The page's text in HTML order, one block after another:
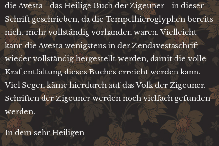
die Avesta - das Heilige Buch der Zigeuner - in dieser
Schrift geschrieben, da die Tempelhieroglyphen bereits
nicht mehr vollständig vorhanden waren. Vielleicht
kann die Avesta wenigstens in der Zendavestaschrift
wieder vollständig hergestellt werden, damit die volle
Kraftentfaltung dieses Buches erreicht werden kann.
Viel Segen käme hierdurch auf das Volk der Zigeuner.
Schriften der Zigeuner werden noch vielfach gefunden
werden.
In dem sehr Heiligen